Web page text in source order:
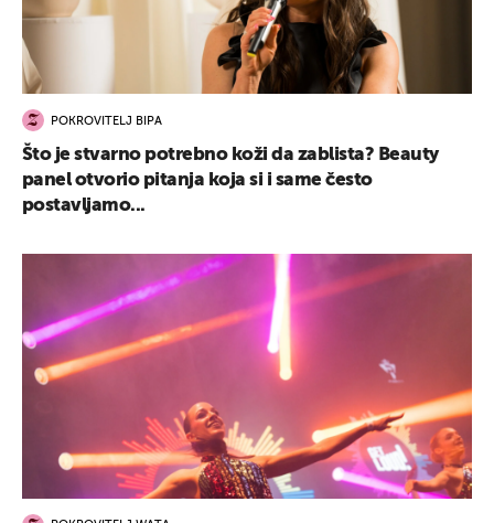
POKROVITELJ BIPA
Što je stvarno potrebno koži da zablista? Beauty
panel otvorio pitanja koja si i same često
postavljamo...